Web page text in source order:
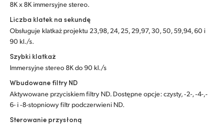
UAE
United States
8K x 8K immersyjne stereo.
Liczba klatek na sekundę
Obsługuje klatkaż projektu 23,98, 24, 25, 29,97, 30, 50, 59,94, 60 i
90 kl./s.
Szybki klatkaż
Immersyjne stereo 8K do 90 kl./s
Wbudowane filtry ND
Aktywowane przyciskiem filtry ND. Dostępne opcje: czysty, ‑2-, ‑4-,‑
6- i ‑8-stopniowy filtr podczerwieni ND.
Sterowanie przysłoną